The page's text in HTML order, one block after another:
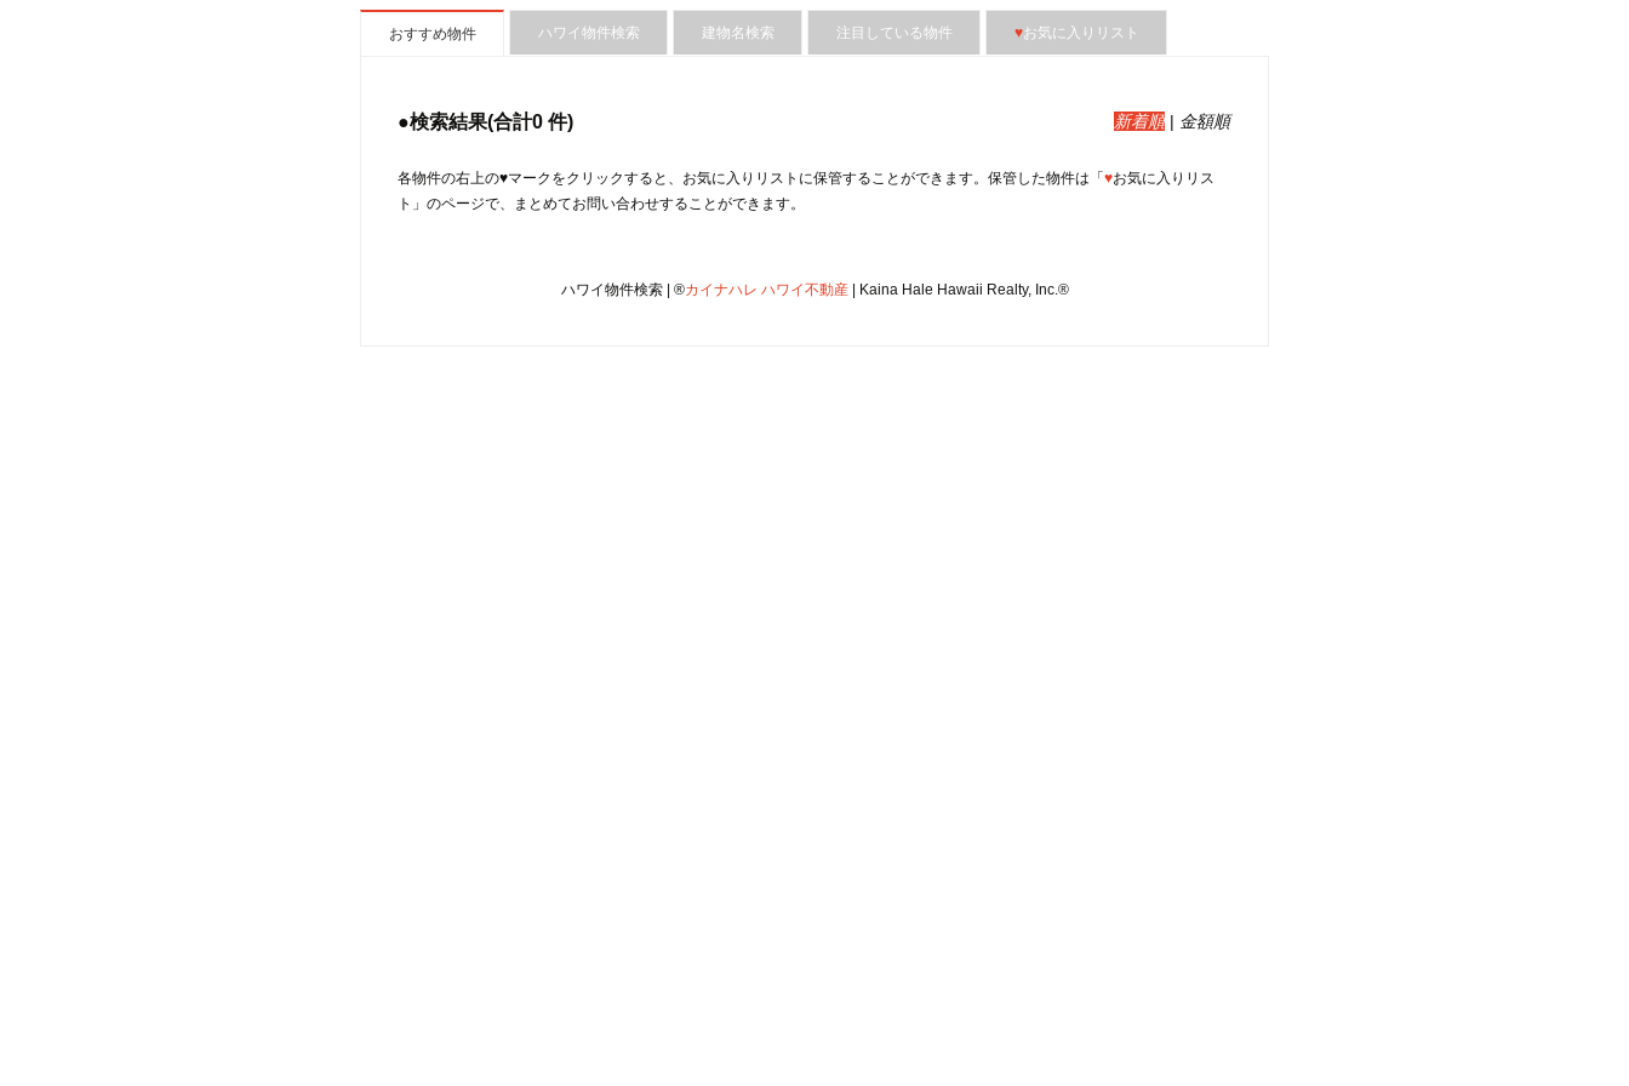
おすすめ物件 ハワイ物件検索 建物名検索 注目している物件 ♥お気に入りリスト
●検索結果(合計0 件) 新着順 | 金額順
各物件の右上の♥マークをクリックすると、︎お気に入りリストに保管することができます。保管した物件は「♥お気に入りリス
ト」のページで、まとめてお問い合わせすることができます。
ハワイ物件検索 | ®カイナハレ ハワイ不動産| Kaina Hale Hawaii Realty, Inc.®